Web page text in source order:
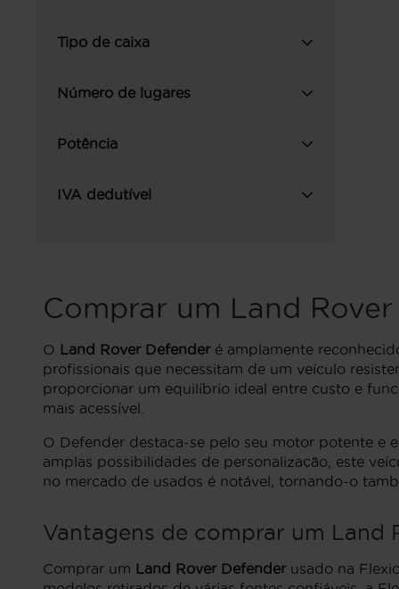
Tipo de caixa
Número de lugares
Potência
IVA dedutível
Comprar um Land
O Land Rover Defenderé amplamente
profissionais que necessitam de um veículo
proporcionar um equilíbrio ideal entre custo e
mais acessível.
O Defender destaca-se pelo seu motor potente e
amplas possibilidades de personalização, este
no mercado de usados é notável, tornando-o
Vantagens de comprar um Land
Comprar um Land Rover Defenderusado na